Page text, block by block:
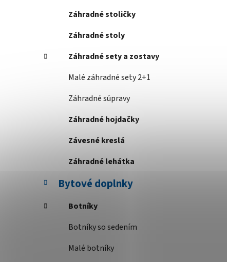
Záhradné stoličky
Záhradné stoly
Záhradné sety a zostavy
Malé záhradné sety 2+1
Záhradné súpravy
Záhradné hojdačky
Závesné kreslá
Záhradné lehátka
Bytové doplnky
Botníky
Botníky so sedením
Malé botníky